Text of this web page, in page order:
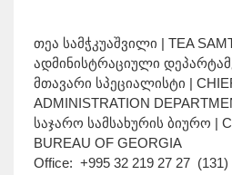
თეა სამჭკუაშვილი | TEA
ადმინისტრაციული
მთავარი სპეციალისტი |
ADMINISTRATION
საჯარო სამსახურის ბიურო |
BUREAU OF GEORGIA
Office: +995 32 219 27 27 (131)